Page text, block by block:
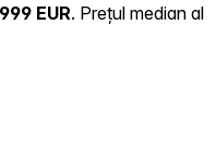
EUR. Prețul median al